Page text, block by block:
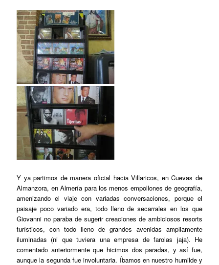
Y ya partimos de manera oficial hacia Villaricos, en Cuevas de
Almanzora, en Almería para los menos empollones de geografía,
amenizando el viaje con variadas conversaciones, porque el
paisaje poco variado era, todo lleno de secarrales en los que
Giovanni no paraba de sugerir creaciones de ambiciosos resorts
turísticos, con todo lleno de grandes avenidas ampliamente
iluminadas (ni que tuviera una empresa de farolas jaja). He
comentado anteriormente que hicimos dos paradas, y así fue,
aunque la segunda fue involuntaria. Íbamos en nuestro humilde y